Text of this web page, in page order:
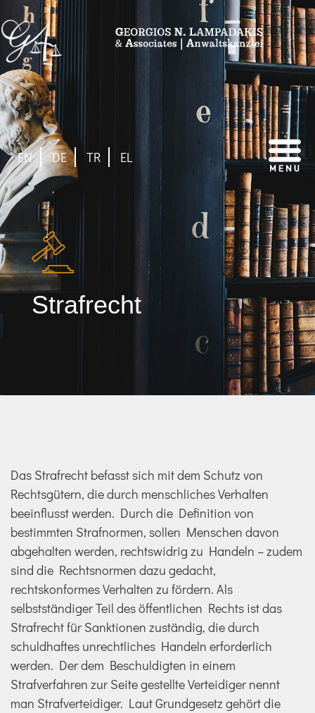
EN DE TR EL
Strafrecht
Das Strafrecht befasst sich mit dem Schutz von
Rechtsgütern, die durch menschliches Verhalten
beeinflusst werden. Durch die Definition von
bestimmten Strafnormen, sollen Menschen davon
abgehalten werden, rechtswidrig zu Handeln – zudem
sind die Rechtsnormen dazu gedacht,
rechtskonformes Verhalten zu fördern. Als
selbstständiger Teil des öffentlichen Rechts ist das
Strafrecht für Sanktionen zuständig, die durch
schuldhaftes unrechtliches Handeln erforderlich
werden. Der dem Beschuldigten in einem
Strafverfahren zur Seite gestellte Verteidiger nennt
man Strafverteidiger. Laut Grundgesetz gehört die